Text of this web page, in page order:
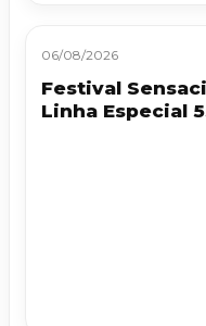
06/08/2026
Festival
Linha Especial